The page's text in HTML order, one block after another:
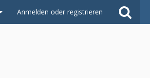
Anmelden oder registrieren